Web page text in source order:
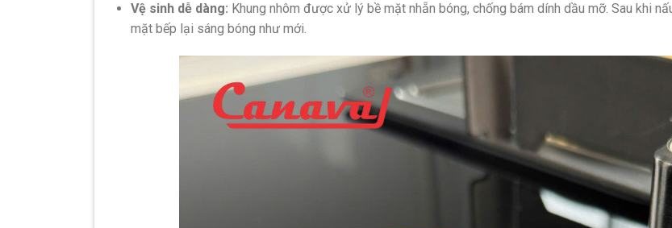
Vệ sinh dễ dàng: Khung nhôm được xử lý bề mặt nhẵn bóng, chống bám dính dầu mỡ. Sau khi
mặt bếp lại sáng bóng như mới.